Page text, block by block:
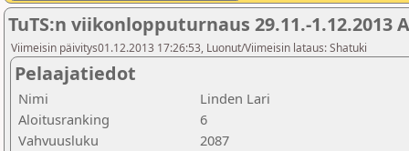
TuTS:n viikonlopputurnaus 29.11.-1.12.2013
Viimeisin päivitys01.12.2013 17:26:53, Luonut/Viimeisin lataus: Shatuki
Pelaajatiedot
Nimi
Linden Lari
Aloitusranking
6
Vahvuusluku
2087